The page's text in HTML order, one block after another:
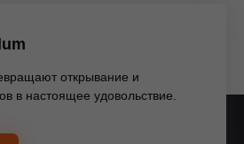
открывание и
в настоящее удовольствие.